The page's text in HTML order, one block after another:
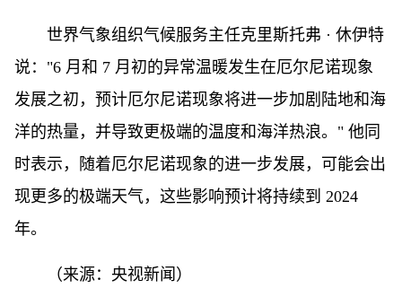
世界气象组织气候服务主任克里斯托弗 · 休伊特
说："6 月和 7 月初的异常温暖发生在厄尔尼诺现象
发展之初，预计厄尔尼诺现象将进一步加剧陆地和海
洋的热量，并导致更极端的温度和海洋热浪。" 他同
时表示，随着厄尔尼诺现象的进一步发展，可能会出
现更多的极端天气，这些影响预计将持续到 2024
年。
（来源：央视新闻）